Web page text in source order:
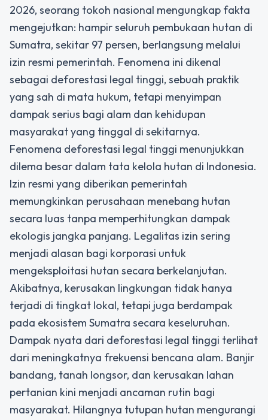
2026, seorang tokoh nasional mengungkap fakta
mengejutkan: hampir seluruh pembukaan hutan di
Sumatra, sekitar 97 persen, berlangsung melalui
izin resmi pemerintah. Fenomena ini dikenal
sebagai deforestasi legal tinggi, sebuah praktik
yang sah di mata hukum, tetapi menyimpan
dampak serius bagi alam dan kehidupan
masyarakat yang tinggal di sekitarnya.
Fenomena deforestasi legal tinggi menunjukkan
dilema besar dalam tata kelola hutan di Indonesia.
Izin resmi yang diberikan pemerintah
memungkinkan perusahaan menebang hutan
secara luas tanpa memperhitungkan dampak
ekologis jangka panjang. Legalitas izin sering
menjadi alasan bagi korporasi untuk
mengeksploitasi hutan secara berkelanjutan.
Akibatnya, kerusakan lingkungan tidak hanya
terjadi di tingkat lokal, tetapi juga berdampak
pada ekosistem Sumatra secara keseluruhan.
Dampak nyata dari deforestasi legal tinggi terlihat
dari meningkatnya frekuensi bencana alam. Banjir
bandang, tanah longsor, dan kerusakan lahan
pertanian kini menjadi ancaman rutin bagi
masyarakat. Hilangnya tutupan hutan mengurangi